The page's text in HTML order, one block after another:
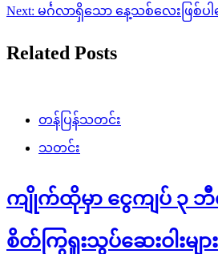
Next: မင်္ဂလာရှိသော နေ့သစ်လေးဖြစ်ပါ
Related Posts
တန်ပြန်သတင်း
သတင်း
ကျိုက်ထိုမှာ ငွေကျပ် ၃
စိတ်ကြွရူးသွပ်ဆေးဝါးမျာ